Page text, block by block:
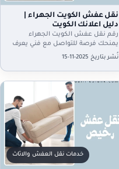
نقل عفش الكويت الجهراء |
دليل اعلانك الكويت
رقم نقل عفش الكويت الجهراء
يمنحك فرصة للتواصل مع فني يعرف
أسلوب ترتيب الأغراض قبل التحريك
ويهيئ المكان خطوة بعد…
نُشر بتاريخ 2025-11-15
خدمات نقل العفش والاثاث